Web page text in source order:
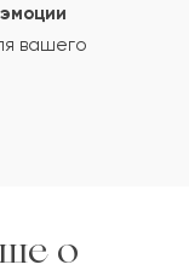
вашего
о